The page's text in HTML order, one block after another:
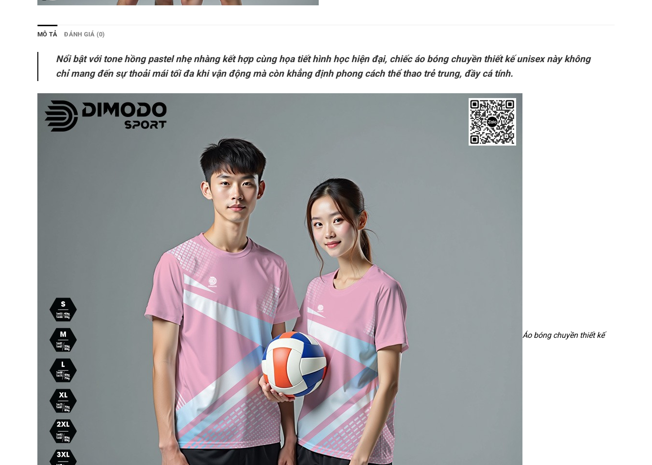
MÔ TẢ ĐÁNH GIÁ (0)
Nổi bật với tone hồng pastel nhẹ nhàng kết hợp cùng họa tiết hình học hiện đại, chiếc áo bóng chuyền thiết kế unisex này không
chỉ mang đến sự thoải mái tối đa khi vận động mà còn khẳng định phong cách thể thao trẻ trung, đầy cá tính.
Áo bóng chuyền thiết kế